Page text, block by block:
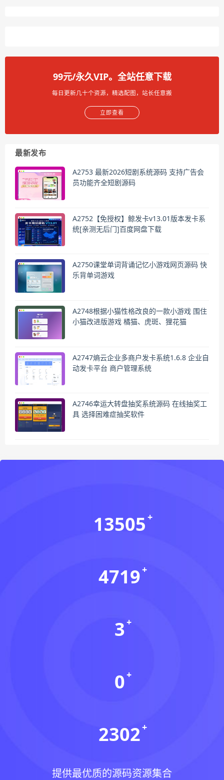
99元/永久VIP。全站任意下载
每日更新几十个资源，精选配图，站长任意搬
立即查看
最新发布
A2753 最新2026短剧系统源码 支持广告会
员功能齐全短剧源码
A2752【免授权】鲸发卡v13.01版本发卡系
统[亲测无后门]百度网盘下载
A2750课堂单词背诵记忆小游戏网页源码 快
乐背单词游戏
A2748根据小猫性格改良的一款小游戏 围住
小猫改进版游戏 橘猫、虎斑、狸花猫
A2747熵云企业多商户发卡系统1.6.8 企业自
动发卡平台 商户管理系统
A2746幸运大转盘抽奖系统源码 在线抽奖工
具 选择困难症抽奖软件
13505
4719
3
0
2302
提供最优质的源码资源集合